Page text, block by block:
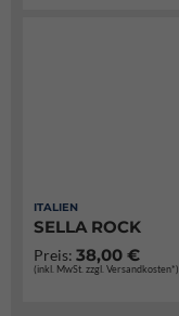
ITALIEN
SELLA ROCK
Preis: 38,00 €
(inkl. MwSt. zzgl. Versandkosten*)